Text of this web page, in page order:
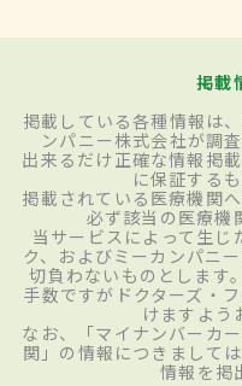
掲載
掲載している各種情報は
ンパニー株式会社が調
出来るだけ正確な情報掲
に保証する
掲載されている医療機関
必ず該当の医療機
当サービスによって生じ
ク、およびミーカンパニ
切負わないものとします
手数ですがドクターズ・
けますよう
なお、「マイナンバーカ
関」の情報につきまして
情報を掲